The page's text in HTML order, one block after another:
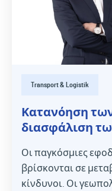
Transport & Logistik
Κατανόηση
διασφάλιση
Οι παγκόσμιες
βρίσκονται σε
κίνδυνοι. Οι